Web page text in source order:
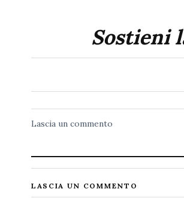
Sostieni
Lascia un commento
LASCIA UN COMMENTO